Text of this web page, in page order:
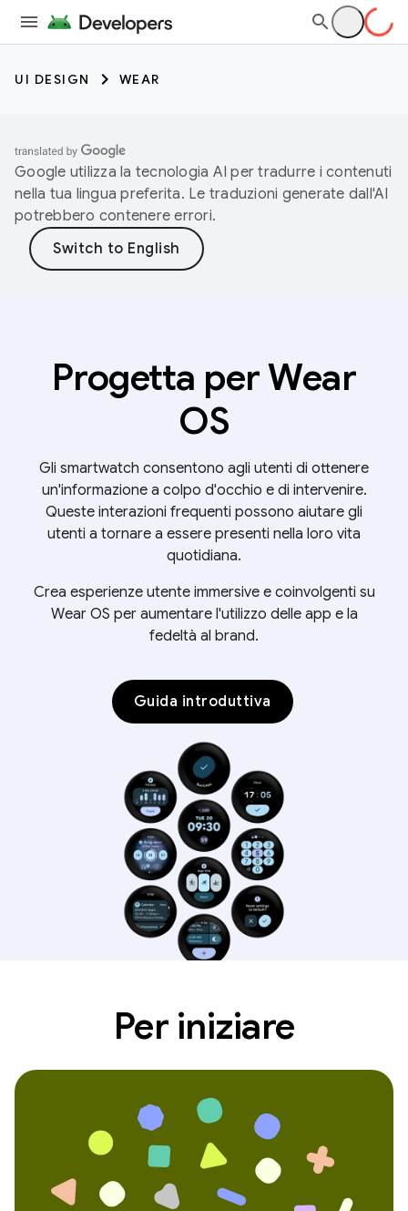
UI DESIGN WEAR
Google utilizza la tecnologia AI per tradurre i contenuti
nella tua lingua preferita. Le traduzioni generate dall'AI
potrebbero contenere errori.
Progetta per Wear
OS
Gli smartwatch consentono agli utenti di ottenere
un'informazione a colpo d'occhio e di intervenire.
Queste interazioni frequenti possono aiutare gli
utenti a tornare a essere presenti nella loro vita
quotidiana.
Crea esperienze utente immersive e coinvolgenti su
Wear OS per aumentare l'utilizzo delle app e la
fedeltà al brand.
Guida introduttiva
Per iniziare